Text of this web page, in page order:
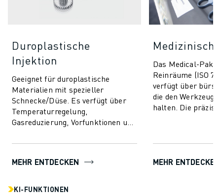
Duroplastische
Injektion
Geeignet für duroplastische
Materialien mit spezieller
Schnecke/Düse. Es verfügt über
Temperaturregelung,
Gasreduzierung, Vorfunktionen und
Prozessstabilität und Qualit...
MEHR ENTDECKEN
Das Medical-
Reinräume (ISO
verfügt über
die den
halten. Die präzise
MEHR ENTDECKEN
KI-FUNKTIONEN